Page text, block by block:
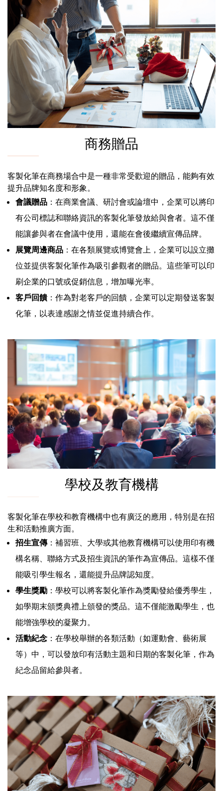
商務贈品
客製化筆在商務場合中是一種非常受歡迎的贈品，能夠有效
提升品牌知名度和形象。
會議贈品 ：在商業會議、研討會或論壇中，企業可以將印
有公司標誌和聯絡資訊的客製化筆發放給與會者。這不僅
能讓參與者在會議中使用，還能在會後繼續宣傳品牌。
展覽周邊商品 ：在各類展覽或博覽會上，企業可以設立攤
位並提供客製化筆作為吸引參觀者的贈品。這些筆可以印
刷企業的口號或促銷信息，增加曝光率。
客戶回饋：作為對老客戶的回饋，企業可以定期發送客製
化筆，以表達感謝之情並促進持續合作。
學校及教育機構
客製化筆在學校和教育機構中也有廣泛的應用，特別是在招
生和活動推廣方面。
招生宣傳：補習班、大學或其他教育機構可以使用印有機
構名稱、聯絡方式及招生資訊的筆作為宣傳品。這樣不僅
能吸引學生報名，還能提升品牌認知度。
學生獎勵 ：學校可以將客製化筆作為獎勵發給優秀學生，
如學期末頒獎典禮上頒發的獎品。這不僅能激勵學生，也
能增強學校的凝聚力。
活動紀念 ：在學校舉辦的各類活動（如運動會、藝術展
等）中，可以發放印有活動主題和日期的客製化筆，作為
紀念品留給參與者。